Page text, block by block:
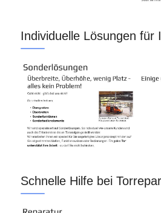
Individuelle Lösungen für
Schnelle Hilfe bei